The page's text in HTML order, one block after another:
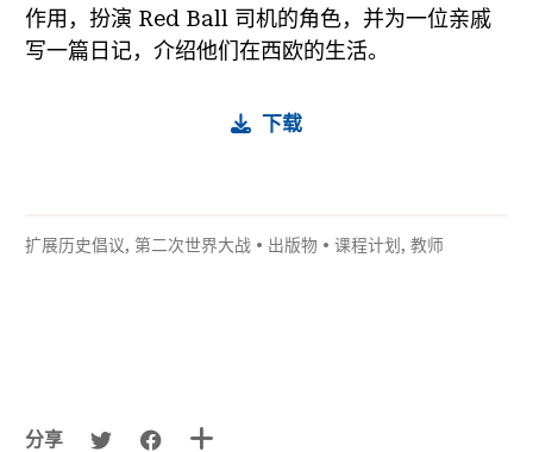
作用，扮演 Red Ball 司机的角色，并为一位亲戚
写一篇日记，介绍他们在西欧的生活。
下载
扩展历史倡议, 第二次世界大战 • 出版物 • 课程计划 , 教师
分享